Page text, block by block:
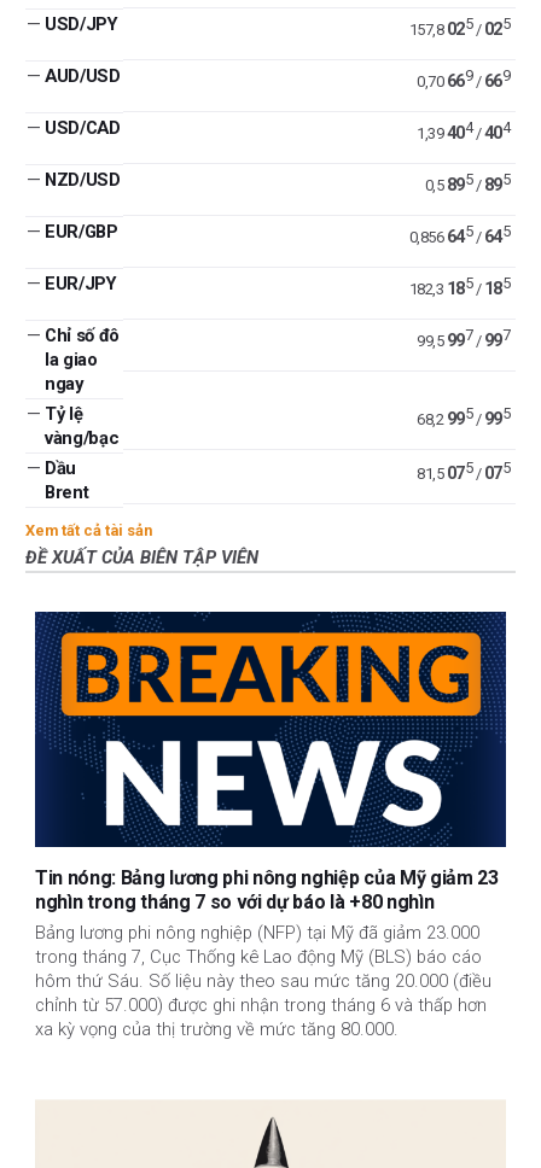
— USD/JPY 157,8 025/ 025
— AUD/USD 0,70 669/ 669
— USD/CAD 1,39 404/404
— NZD/USD 0,5 895/ 895
— EUR/GBP 0,856 645/ 645
— EUR/JPY 182,3 185/ 185
— Chỉ số đô
la giao
ngay
99,5 997 / 997
— Tỷ lệ
vàng/bạc
68,2 995/ 995
— Dầu
Brent
81,5 075/ 075
Xem tất cả tài sản
ĐỀ XUẤT CỦA BIÊN TẬP VIÊN
Tin nóng: Bảng lương phi nông nghiệp của Mỹ giảm 23
nghìn trong tháng 7 so với dự báo là +80 nghìn
Bảng lương phi nông nghiệp (NFP) tại Mỹ đã giảm 23.000
trong tháng 7, Cục Thống kê Lao động Mỹ (BLS) báo cáo
hôm thứ Sáu. Số liệu này theo sau mức tăng 20.000 (điều
chỉnh từ 57.000) được ghi nhận trong tháng 6 và thấp hơn
xa kỳ vọng của thị trường về mức tăng 80.000.